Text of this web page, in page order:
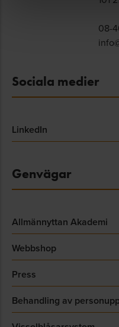
08-
Sociala medier
LinkedIn
Genvägar
Allmännyttan Akademi
Webbshop
Press
Behandling av